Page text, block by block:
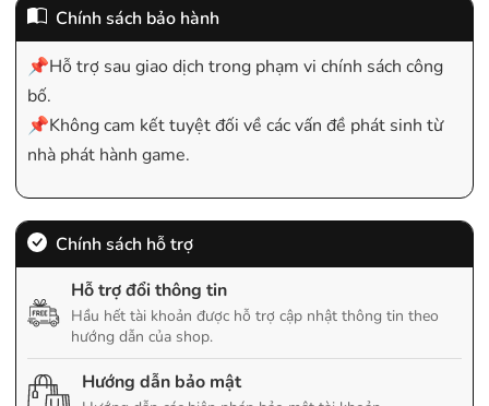
Chính sách bảo hành
📌Hỗ trợ sau giao dịch trong phạm vi chính sách công
bố.
📌Không cam kết tuyệt đối về các vấn đề phát sinh từ
nhà phát hành game.
Chính sách hỗ trợ
Hỗ trợ đổi thông tin
Hầu hết tài khoản được hỗ trợ cập nhật thông tin theo
hướng dẫn của shop.
Hướng dẫn bảo mật